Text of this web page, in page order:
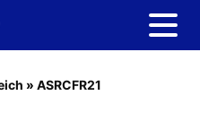
» ASRCFR21